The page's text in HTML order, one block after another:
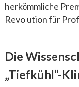
herkömmliche
Revolution für
Die
„Tiefkühl“-